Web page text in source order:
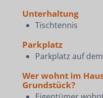
Unterhaltung
Tischtennis
Parkplatz
Parkplatz auf
Wer wohnt im
Grundstück?